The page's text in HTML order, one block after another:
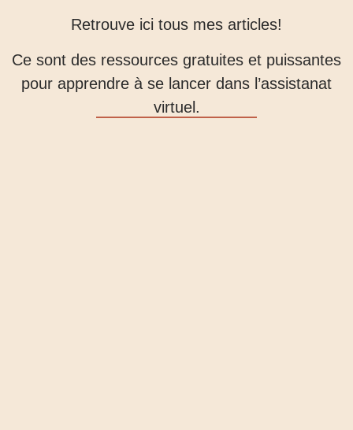
Retrouve ici tous mes articles!
Ce sont des ressources gratuites et puissantes
pour apprendre à se lancer dans l’assistanat
virtuel.